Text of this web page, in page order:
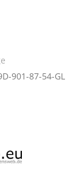
901-87-54-GL